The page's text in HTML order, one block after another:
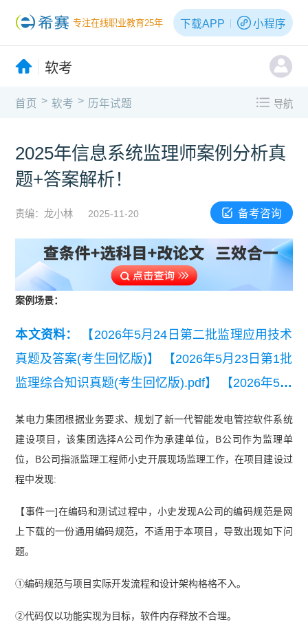
专注在线职业教育25年 下载APP 小程序
软考
首页 > 软考 > 历年试题 导航
2025年信息系统监理师案例分析真
题+答案解析！
责编：龙小林 2025-11-20 备考咨询
案例场景：
本文资料：
【2026年5月24日第二批监理应用技术
真题及答案(考生回忆版)】
【2026年5月23日第1批
监理综合知识真题(考生回忆版).pdf】
【2026年5月
6年上半年信息系统监理师模考试卷（综合知
识）】 【【近6年真题】2020-2025年软考信息系
统监理师真题汇总】
理师易混淆知识点】
【2025年上半年信息系统监
理师案例分析真题】
【2024年下半年信息系统监
理师综合知识真题】
某电力集团根据业务要求、规划了新一代智能发电管控软件系统
建设项目，该集团选择A公司作为承建单位，B公司作为监理单
位，B公司指派监理工程师小史开展现场监理工作，在项目建设过
程中发现:
【事件一]在编码和测试过程中，小史发现A公司的编码规范是网
上下载的一份通用编码规范，不适用于本项目，导致出现如下问
题。
①编码规范与项目实际开发流程和设计架构格格不入。
②代码仅以功能实现为目标，软件内存释放不合理。